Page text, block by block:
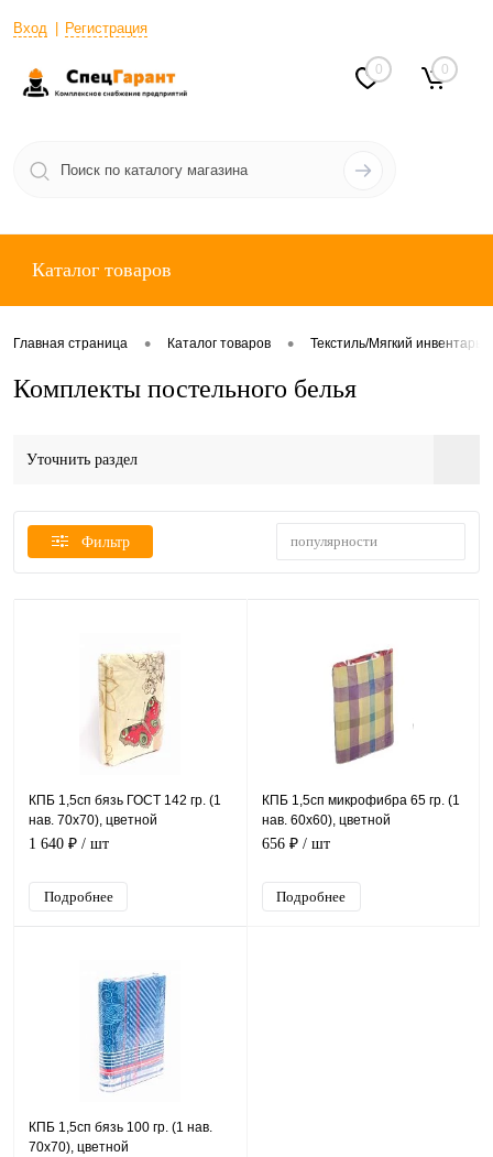
Вход Регистрация
0 0
Каталог товаров
Главная страница • Каталог товаров • Текстиль/Мягкий инвентарь
Комплекты постельного белья
Уточнить раздел
Фильтр популярности
КПБ 1,5сп бязь ГОСТ 142 гр. (1
нав. 70х70), цветной
1 640 ₽ / шт
Подробнее
КПБ 1,5сп микрофибра 65 гр. (1
нав. 60х60), цветной
656 ₽ / шт
Подробнее
КПБ 1,5сп бязь 100 гр. (1 нав.
70х70), цветной